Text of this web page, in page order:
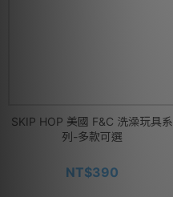
SKIP HOP 美國 F&C 洗澡玩具系
列-多款可選
NT$390